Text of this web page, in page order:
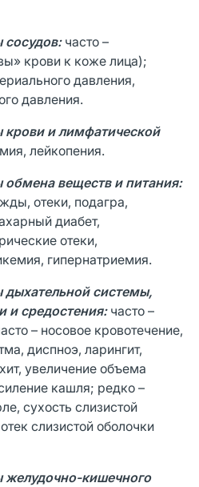
сосудов: часто –
крови к коже лица);
давления,
давления.
и лимфатической
лейкопения.
веществ и питания:
отеки, подагра,
диабет,
отеки,
гипернатриемия.
системы,
и средостения: часто –
– носовое кровотечение,
диспноэ, ларингит,
увеличение объема
кашля; редко –
сухость слизистой
слизистой оболочки
кишечного